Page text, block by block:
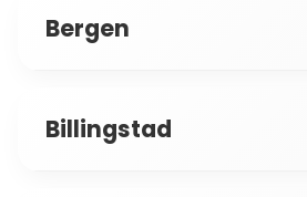
Bergen
Bergenhus
Billingstad